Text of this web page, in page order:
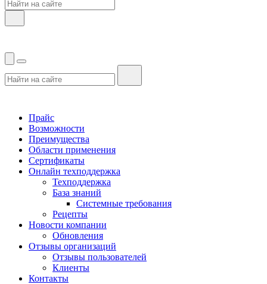
Прайс
Возможности
Преимущества
Области применения
Сертификаты
Онлайн техподдержка
Техподдержка
База знаний
Системные требования
Рецепты
Новости компании
Обновления
Отзывы организаций
Отзывы пользователей
Клиенты
Контакты